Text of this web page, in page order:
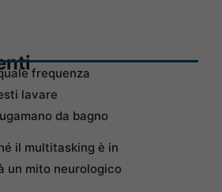
frequenza
lavare
da bagno
il multitasking è in
un mito neurologico